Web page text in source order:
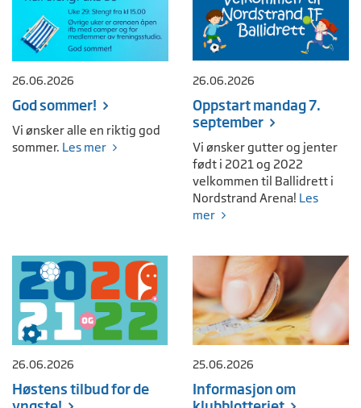
26.06.2026
God sommer!
Vi ønsker alle en riktig god
sommer. Les mer
26.06.2026
Oppstart mandag 7.
september
Vi ønsker gutter og jenter
født i 2021 og 2022
velkommen til Ballidrett i
Nordstrand Arena! Les
mer
26.06.2026
Høstens tilbud for de
25.06.2026
Informasjon om